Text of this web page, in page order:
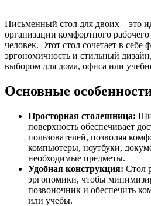
Письменный стол для двоих – это
организации комфортного
человек. Этот стол сочетает в себе
эргономичность и стильный
выбором для дома, офиса или
Основные
Просторная столешница:
поверхность обеспечивает
пользователей, позволяя
компьютеры, ноутбуки,
необходимые предметы.
Удобная конструкция: Стол
эргономики, чтобы
позвоночник и обеспечить
или учебы.